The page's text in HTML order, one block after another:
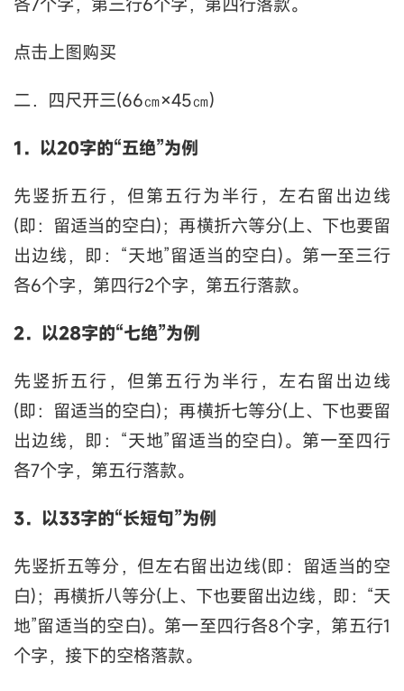
点击上图购买
二．四尺开三(66㎝×45㎝)
1．以20字的“五绝”为例
先竖折五行，但第五行为半行，左右留出边线
(即：留适当的空白)；再横折六等分(上、下也要留
出边线，即：“天地”留适当的空白)。第一至三行
各6个字，第四行2个字，第五行落款。
2．以28字的“七绝”为例
先竖折五行，但第五行为半行，左右留出边线
(即：留适当的空白)；再横折七等分(上、下也要留
出边线，即：“天地”留适当的空白)。第一至四行
各7个字，第五行落款。
3．以33字的“长短句”为例
先竖折五等分，但左右留出边线(即：留适当的空
白)；再横折八等分(上、下也要留出边线，即：“天
地”留适当的空白)。第一至四行各8个字，第五行1
个字，接下的空格落款。